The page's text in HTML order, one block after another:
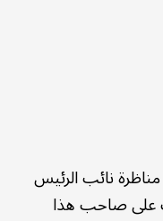
نائب الرئيس
على صاحب هذا